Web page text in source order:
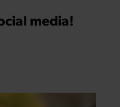
media!